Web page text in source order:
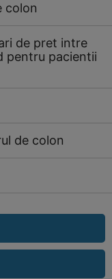
colon
de pret intre
pentru pacientii
de colon